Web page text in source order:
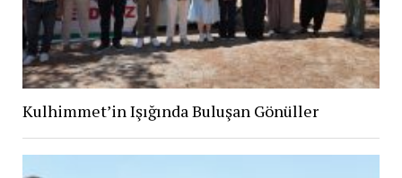
Kulhimmet’in Işığında Buluşan Gönüller